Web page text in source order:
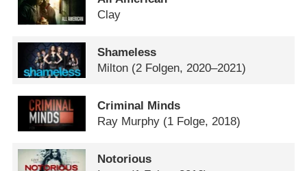
Clay
Shameless
Milton (2 Folgen, 2020–2021)
Criminal Minds
Ray Murphy (1 Folge, 2018)
Notorious